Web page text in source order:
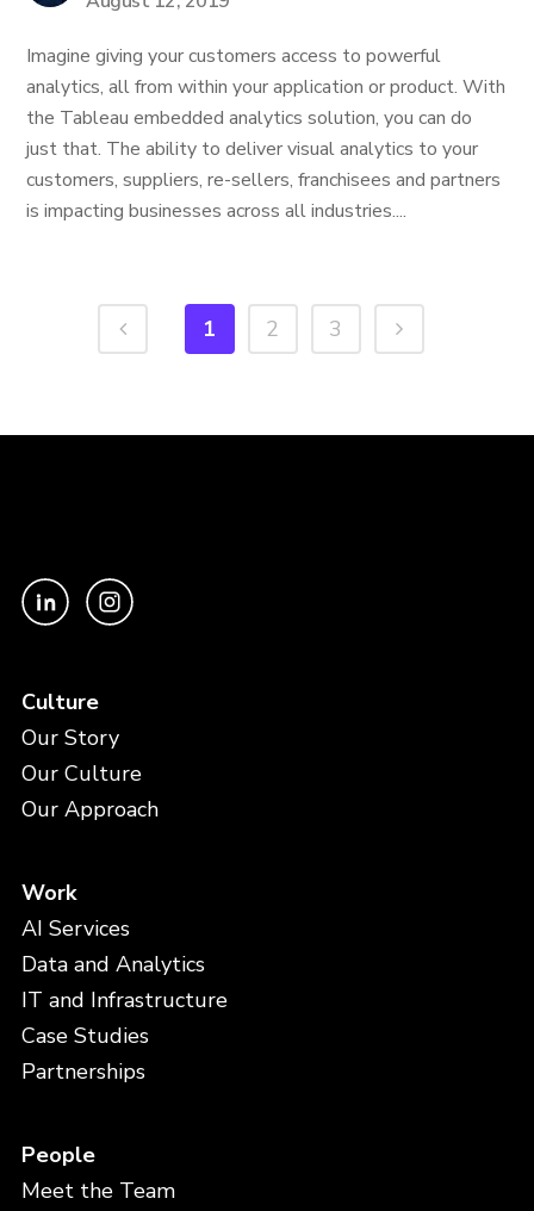
Imagine giving your customers access to powerful
analytics, all from within your application or product. With
the Tableau embedded analytics solution, you can do
just that. The ability to deliver visual analytics to your
customers, suppliers, re-sellers, franchisees and partners
is impacting businesses across all industries....
1 2 3
Culture
Our Story
Our Culture
Our Approach
Work
AI Services
Data and Analytics
IT and Infrastructure
Case Studies
Partnerships
People
Meet the Team